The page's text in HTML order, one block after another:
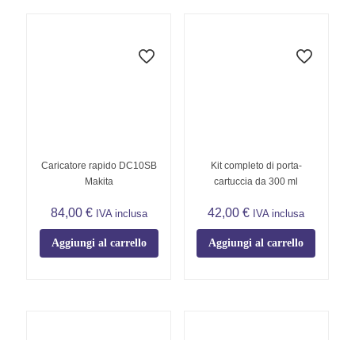
Caricatore rapido DC10SB
Makita
84,00 € IVA inclusa
Aggiungi al carrello
Kit completo di porta-
cartuccia da 300 ml
42,00€ IVA inclusa
Aggiungi al carrello